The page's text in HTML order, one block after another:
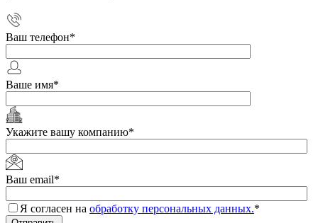
Ваш телефон*
Ваше имя*
Укажите вашу компанию*
Ваш email*
Я согласен на обработку персональных данных.*